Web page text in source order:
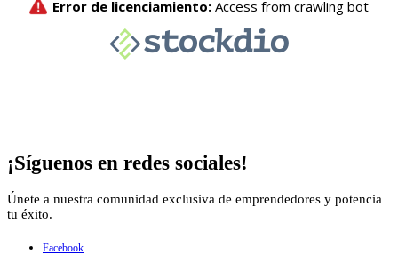
¡Síguenos en redes sociales!
Únete a nuestra comunidad exclusiva de emprendedores y potencia
tu éxito.
Facebook